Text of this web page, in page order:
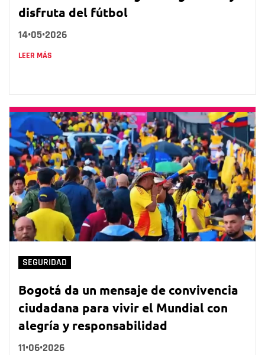
disfruta del fútbol
14•05•2026
LEER MÁS
SEGURIDAD
Bogotá da un mensaje de convivencia
ciudadana para vivir el Mundial con
alegría y responsabilidad
11•06•2026